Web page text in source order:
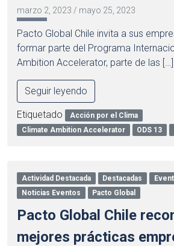
marzo 2, 2023 / mayo 25, 2023
Pacto Global Chile invita a sus
formar parte del Programa
Ambition Accelerator, parte de las […]
Seguir leyendo
Etiquetado
Acción por el Clima
Climate Ambition Accelerator
ODS 13
Actividad Destacada Destacadas
Noticias Eventos
Pacto Global
Pacto Global Chile
mejores prácticas